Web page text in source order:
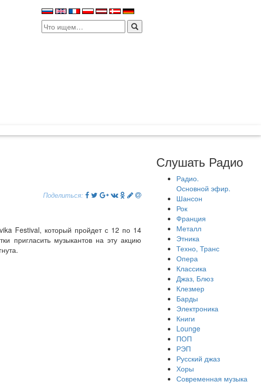
Search
for:
Поделиться:
Festival, который пройдет с 12 по 14
пригласить музыкантов на эту акцию
Слушать Радио
Радио.
Основной эфир.
Шансон
Рок
Франция
Металл
Этника
Техно, Транс
Опера
Классика
Джаз, Блюз
Клезмер
Барды
Электроника
Книги
Lounge
ПОП
РЭП
Русский джаз
Хоры
Современная музыка